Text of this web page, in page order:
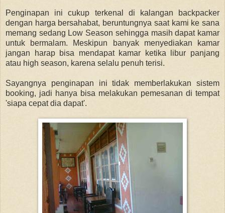
Penginapan ini cukup terkenal di kalangan backpacker
dengan harga bersahabat, beruntungnya saat kami ke sana
memang sedang Low Season sehingga masih dapat kamar
untuk bermalam. Meskipun banyak menyediakan kamar
jangan harap bisa mendapat kamar ketika libur panjang
atau high season, karena selalu penuh terisi.
Sayangnya penginapan ini tidak memberlakukan sistem
booking, jadi hanya bisa melakukan pemesanan di tempat
'siapa cepat dia dapat'.